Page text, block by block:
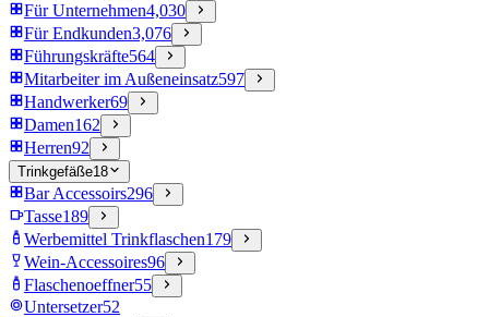
Für Unternehmen4,030
Für Endkunden3,076
Führungskräfte564
Mitarbeiter im Außeneinsatz597
Handwerker69
Damen162
Herren92
Trinkgefäße18
Bar Accessoirs296
Tasse189
Werbemittel Trinkflaschen179
Wein-Accessoires96
Flaschenoeffner55
Untersetzer52